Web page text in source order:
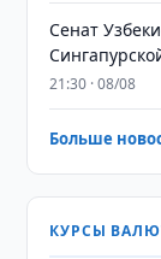
Сенат
21:30 · 08/08
Больше
КУРСЫ